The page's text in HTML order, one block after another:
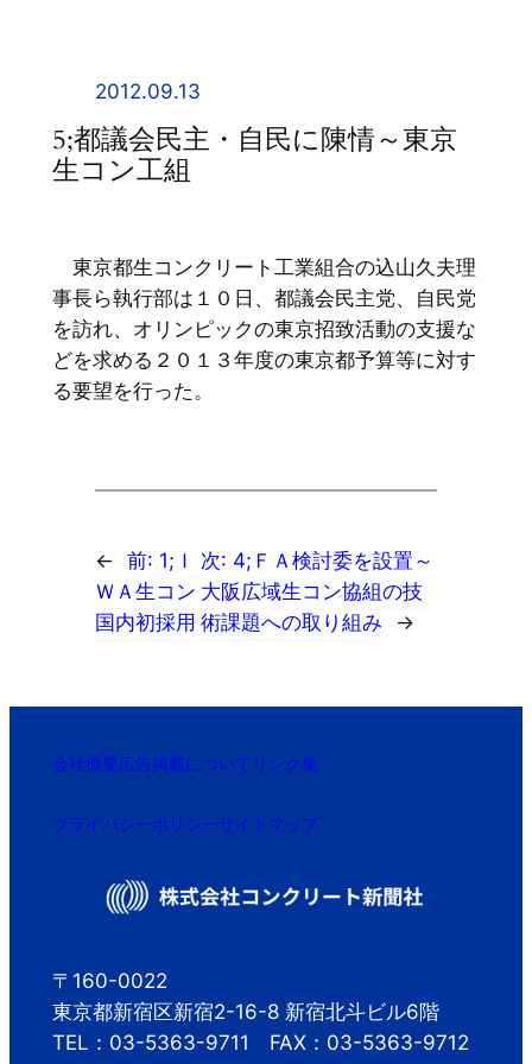
2012.09.13
5;都議会民主・自民に陳情～東京
生コン工組
東京都生コンクリート工業組合の込山久夫理
事長ら執行部は１０日、都議会民主党、自民党
を訪れ、オリンピックの東京招致活動の支援な
どを求める２０１３年度の東京都予算等に対す
る要望を行った。
← 前: 1;Ｉ
ＷＡ生コン
国内初採用
次: 4;ＦＡ検討委を設置～
大阪広域生コン協組の技
術課題への取り組み
→
会社概要広告掲載について リンク集
プライバシーポリシーサイトマップ
〒160-0022
東京都新宿区新宿2-16-8 新宿北斗ビル6階
TEL：03-5363-9711 FAX：03-5363-9712